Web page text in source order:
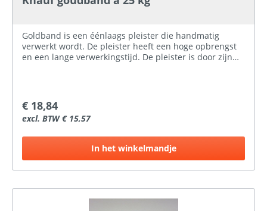
Goldband is een éénlaags pleister die handmatig
verwerkt wordt. De pleister heeft een hoge opbrengst
en een lange verwerkingstijd. De pleister is door zijn
wanden en plafonds binnenshuis zijn geschikt om de
pleister op aan te brengen, inclusief keukens en
badkamers in woningen. Ook is de pleister bij uitstek
Stucanet.Klik hier voor meer informatieKlik hier voor
het veiligheidsblad
€ 18,84
excl. BTW € 15,57
In het winkelmandje